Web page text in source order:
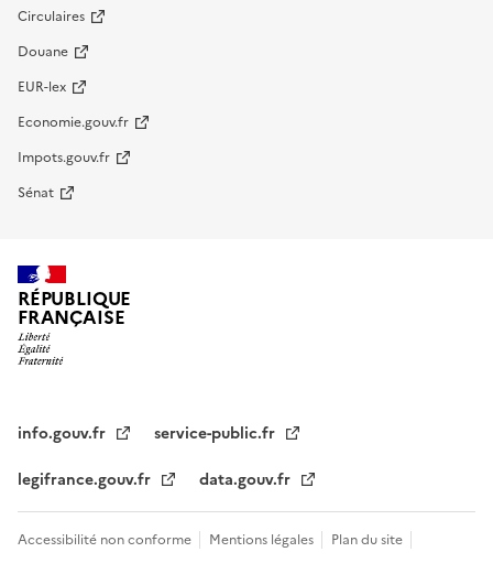
Circulaires
Douane
EUR-lex
Economie.gouv.fr
Impots.gouv.fr
Sénat
RÉPUBLIQUE
FRANÇAISE
info.gouv.fr
service-public.fr
legifrance.gouv.fr
data.gouv.fr
Accessibilité non conforme Mentions légales Plan du site